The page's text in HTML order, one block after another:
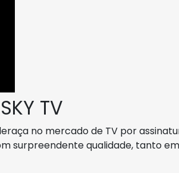
TV
no mercado de TV por
surpreendente qualidade, tanto